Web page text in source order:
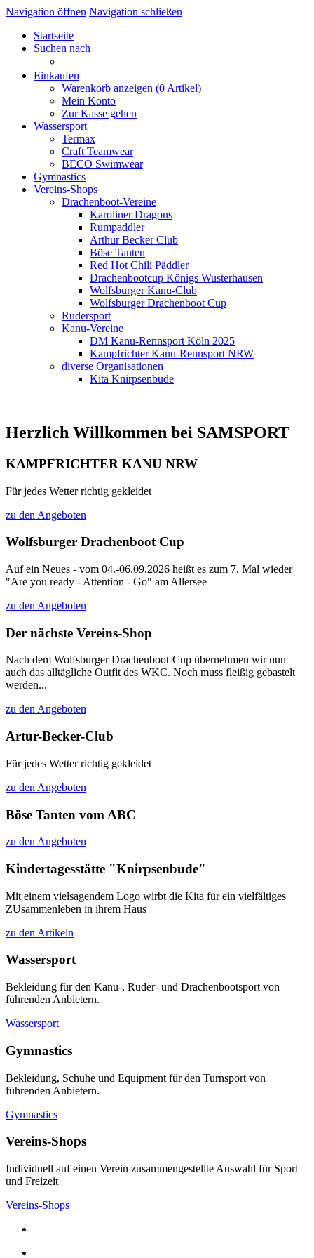
Navigation öffnen Navigation schließen
Startseite
Suchen nach
Einkaufen
Warenkorb anzeigen (0 Artikel)
Mein Konto
Zur Kasse gehen
Wassersport
Termax
Craft Teamwear
BECO Swimwear
Gymnastics
Vereins-Shops
Drachenboot-Vereine
Karoliner Dragons
Rumpaddler
Arthur Becker Club
Böse Tanten
Red Hot Chili Päddler
Drachenbootcup Königs Wusterhausen
Wolfsburger Kanu-Club
Wolfsburger Drachenboot Cup
Rudersport
Kanu-Vereine
DM Kanu-Rennsport Köln 2025
Kampfrichter Kanu-Rennsport NRW
diverse Organisationen
Kita Knirpsenbude
Herzlich Willkommen bei SAMSPORT
KAMPFRICHTER KANU NRW
Für jedes Wetter richtig gekleidet
zu den Angeboten
Wolfsburger Drachenboot Cup
Auf ein Neues - vom 04.-06.09.2026 heißt es zum 7. Mal wieder
"Are you ready - Attention - Go" am Allersee
zu den Angeboten
Der nächste Vereins-Shop
Nach dem Wolfsburger Drachenboot-Cup übernehmen wir nun
auch das alltägliche Outfit des WKC. Noch muss fleißig gebastelt
werden...
zu den Angeboten
Artur-Becker-Club
Für jedes Wetter richtig gekleidet
zu den Angeboten
Böse Tanten vom ABC
zu den Angeboten
Kindertagesstätte "Knirpsenbude"
Mit einem vielsagendem Logo wirbt die Kita für ein vielfältiges
ZUsammenleben in ihrem Haus
zu den Artikeln
Wassersport
Bekleidung für den Kanu-, Ruder- und Drachenbootsport von
führenden Anbietern.
Wassersport
Gymnastics
Bekleidung, Schuhe und Equipment für den Turnsport von
führenden Anbietern.
Gymnastics
Vereins-Shops
Individuell auf einen Verein zusammengestellte Auswahl für Sport
und Freizeit
Vereins-Shops